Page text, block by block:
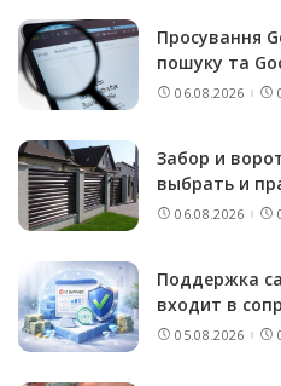
Просування
пошуку та
06.08.2026
Забор и
выбрать и
06.08.2026
Поддержка
входит в
05.08.2026